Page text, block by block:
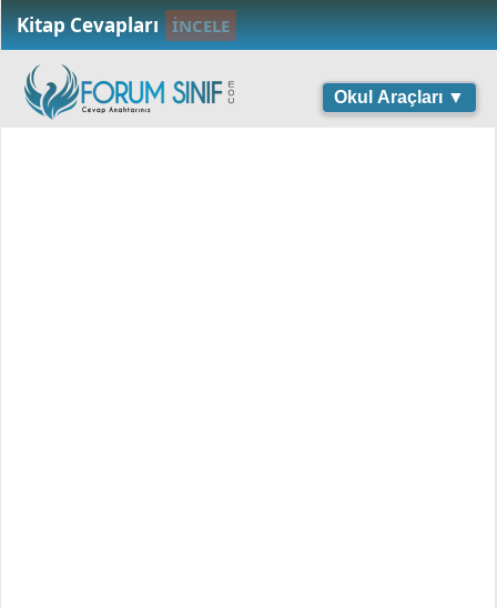
Kitap Cevapları İNCELE
Okul Araçları ▼